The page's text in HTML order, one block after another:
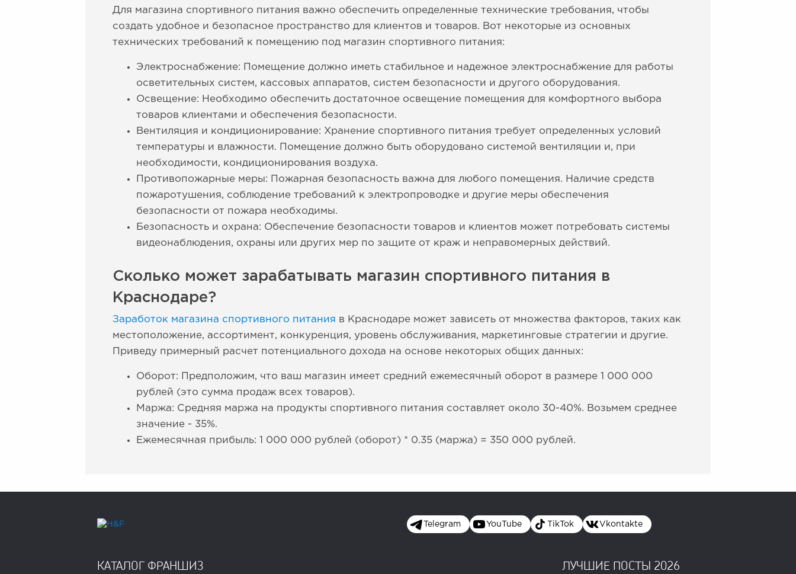
Для магазина спортивного питания важно обеспечить определенные технические требования, чтобы
создать удобное и безопасное пространство для клиентов и товаров. Вот некоторые из основных
технических требований к помещению под магазин спортивного питания:
Электроснабжение: Помещение должно иметь стабильное и надежное электроснабжение для работы
осветительных систем, кассовых аппаратов, систем безопасности и другого оборудования.
Освещение: Необходимо обеспечить достаточное освещение помещения для комфортного выбора
товаров клиентами и обеспечения безопасности.
Вентиляция и кондиционирование: Хранение спортивного питания требует определенных условий
температуры и влажности. Помещение должно быть оборудовано системой вентиляции и, при
необходимости, кондиционирования воздуха.
Противопожарные меры: Пожарная безопасность важна для любого помещения. Наличие средств
пожаротушения, соблюдение требований к электропроводке и другие меры обеспечения
безопасности от пожара необходимы.
Безопасность и охрана: Обеспечение безопасности товаров и клиентов может потребовать системы
видеонаблюдения, охраны или других мер по защите от краж и неправомерных действий.
Сколько может зарабатывать магазин спортивного питания в
Краснодаре?
Заработок магазина спортивного питания в Краснодаре может зависеть от множества факторов, таких как
местоположение, ассортимент, конкуренция, уровень обслуживания, маркетинговые стратегии и другие.
Приведу примерный расчет потенциального дохода на основе некоторых общих данных:
Оборот: Предположим, что ваш магазин имеет средний ежемесячный оборот в размере 1 000 000
рублей (это сумма продаж всех товаров).
Маржа: Средняя маржа на продукты спортивного питания составляет около 30-40%. Возьмем среднее
значение - 35%.
Ежемесячная прибыль: 1 000 000 рублей (оборот) * 0.35 (маржа) = 350 000 рублей.
Telegram YouTube TikTok Vkontakte
КАТАЛОГ ФРАНШИЗ ЛУЧШИЕ ПОСТЫ 2026